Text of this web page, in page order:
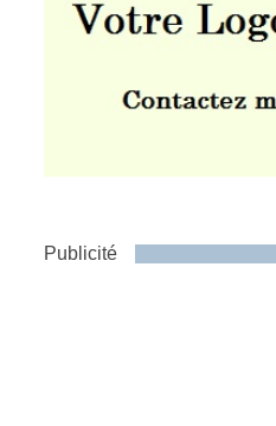
Publicité